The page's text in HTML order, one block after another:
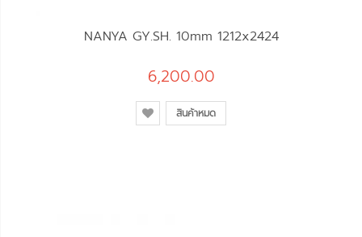
NANYA GY.SH. 10mm 1212x2424
6,200.00
สินค้าหมด